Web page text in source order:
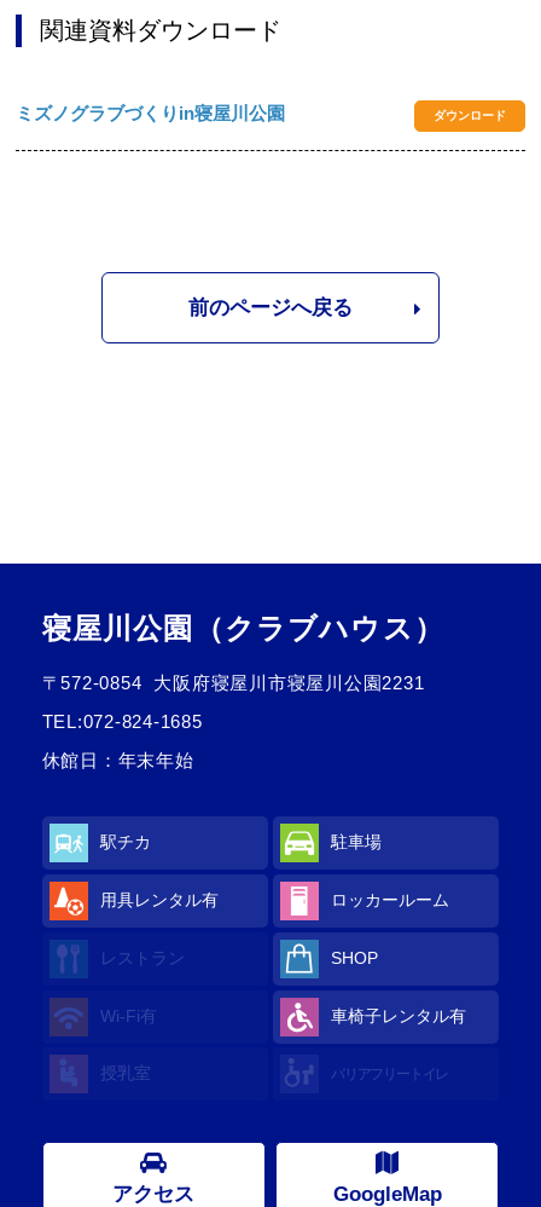
関連資料ダウンロード
ミズノグラブづくりin寝屋川公園 ダウンロード
前のページへ戻る
寝屋川公園（クラブハウス）
〒572-0854
大阪府寝屋川市寝屋川公園2231
TEL:072-824-1685
休館日：年末年始
駅チカ 駐車場
用具レンタル有 ロッカールーム
レストラン SHOP
Wi-Fi有 車椅子レンタル有
授乳室 バリアフリートイレ
アクセス GoogleMap